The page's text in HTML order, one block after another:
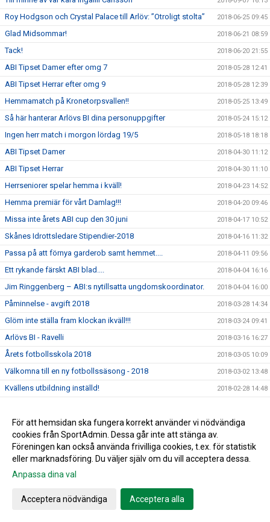
Roy Hodgson och Crystal Palace till Arlöv: ”Otroligt stolta” 2018-06-25 09:45
Glad Midsommar! 2018-06-21 08:59
Tack! 2018-06-20 21:55
ABI Tipset Damer efter omg 7 2018-05-28 12:41
ABI Tipset Herrar efter omg 9 2018-05-28 12:39
Hemmamatch på Kronetorpsvallen!! 2018-05-25 13:49
Så här hanterar Arlövs BI dina personuppgifter 2018-05-24 15:12
Ingen herr match i morgon lördag 19/5 2018-05-18 18:18
ABI Tipset Damer 2018-04-30 11:12
ABI Tipset Herrar 2018-04-30 11:10
Herrseniorer spelar hemma i kväll! 2018-04-23 14:52
Hemma premiär för vårt Damlag!!! 2018-04-20 09:46
Missa inte årets ABI cup den 30 juni 2018-04-17 10:52
Skånes Idrottsledare Stipendier-2018 2018-04-16 11:32
Passa på att förnya garderob samt hemmet.... 2018-04-11 09:56
Ett rykande färskt ABI blad.... 2018-04-04 16:16
Jim Ringgenberg – ABI:s nytillsatta ungdomskoordinator. 2018-04-04 16:00
Påminnelse - avgift 2018 2018-03-28 14:34
Glöm inte ställa fram klockan ikväll!!! 2018-03-24 09:41
Arlövs BI - Ravelli 2018-03-16 16:27
Årets fotbollsskola 2018 2018-03-05 10:09
Välkomna till en ny fotbollssäsong - 2018 2018-03-02 13:48
Kvällens utbildning inställd! 2018-02-28 14:48
Kallelse till Årsmöte för 2017 2018-02-06 10:43
Vilken lyckad dag!! 2018-02-03 19:52
Till minne av Christer Hansson 2018-01-28 14:30
Lagfotografering 2018- 3 februari
Fler invånare - mindre plats för idrott
Nyårsbingo - Köp era lotter av Arlövs BI
För att hemsidan ska fungera korrekt använder vi nödvändiga
cookies från SportAdmin. Dessa går inte att stänga av.
Föreningen kan också använda frivilliga cookies, t.ex. för statistik
eller marknadsföring. Du väljer själv om du vill acceptera dessa.
Anpassa dina val
Acceptera nödvändiga Acceptera alla